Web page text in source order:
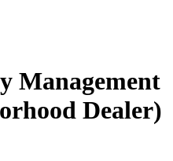
Management
Dealer)